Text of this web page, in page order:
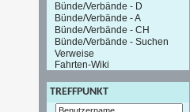
Bünde/Verbände - D
Bünde/Verbände - A
Bünde/Verbände - CH
Bünde/Verbände - Suchen
Verweise
Fahrten-Wiki
TREFFPUNKT